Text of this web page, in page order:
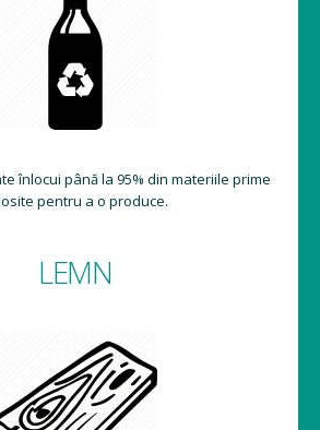
înlocui până la 95% din materiile prime
pentru a o produce.
LEMN